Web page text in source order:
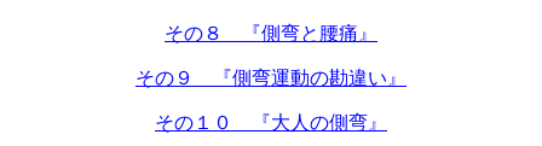
その８ 『側弯と腰痛』
その９ 『側弯運動の勘違い』
その１０ 『大人の側弯』